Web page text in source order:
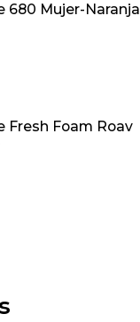
680 Mujer-Naranja
Fresh Foam Roav